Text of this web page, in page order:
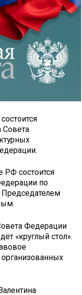
Совета
РФ состоится
по
Федерации
«круглый стол».